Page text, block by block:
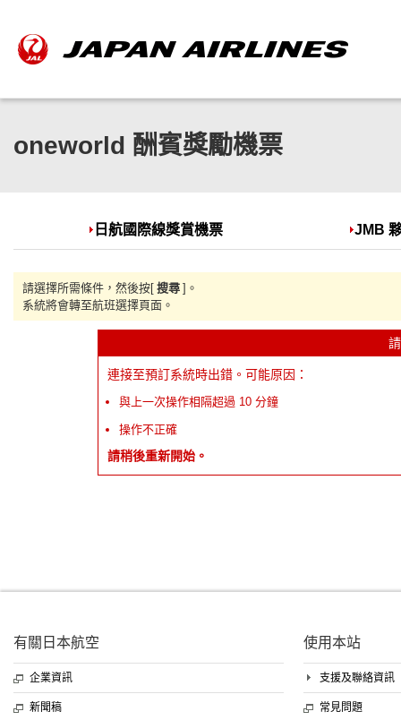
oneworld 酬賓獎勵機票
日航國際線獎賞機票 JMB
請選擇所需條件，然後按[ 搜尋 ]。
系統將會轉至航班選擇頁面。
連接至預訂系統時出錯。可能原因：
與上一次操作相隔超過 10 分鐘
操作不正確
請稍後重新開始。
有關日本航空
企業資訊
新聞稿
使用本站
支援及聯絡資訊
常見問題